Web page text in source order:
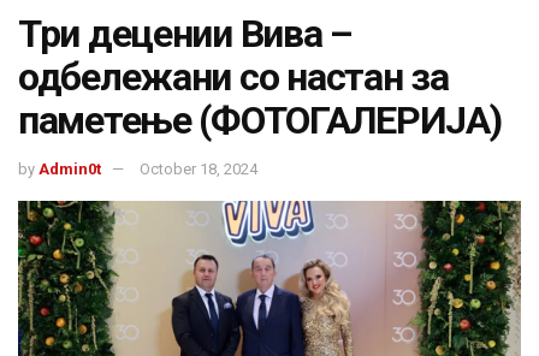
Три децении Вива –
одбележани со настан за
паметење (ФОТОГАЛЕРИЈА)
by Admin0t October 18, 2024